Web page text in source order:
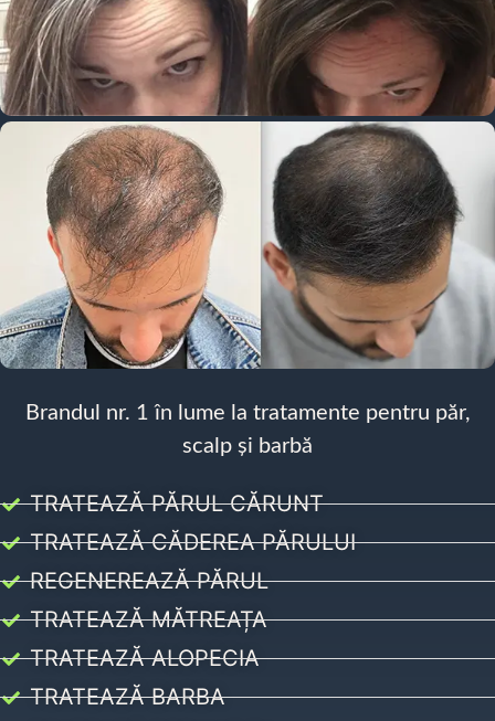
Brandul nr. 1 în lume la tratamente pentru păr,
scalp și barbă
TRATEAZĂ PĂRUL CĂRUNT
TRATEAZĂ CĂDEREA PĂRULUI
REGENEREAZĂ PĂRUL
TRATEAZĂ MĂTREAȚA
TRATEAZĂ ALOPECIA
TRATEAZĂ BARBA